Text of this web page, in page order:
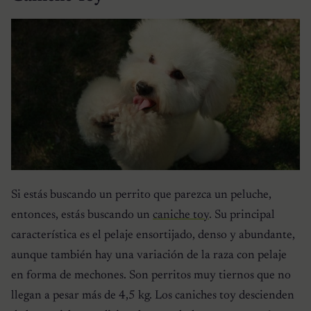
Si estás buscando un perrito que parezca un peluche,
entonces, estás buscando un caniche toy. Su principal
característica es el pelaje ensortijado, denso y abundante,
aunque también hay una variación de la raza con pelaje
en forma de mechones. Son perritos muy tiernos que no
llegan a pesar más de 4,5 kg. Los caniches toy descienden